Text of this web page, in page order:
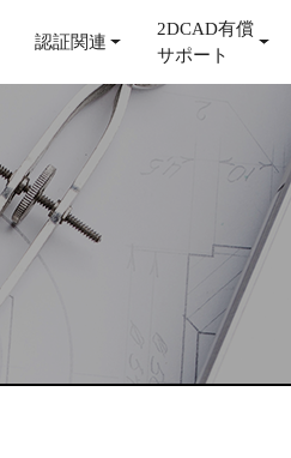
認証関連
2DCAD有償
サポート